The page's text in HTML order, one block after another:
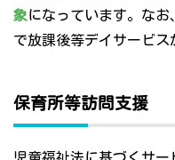
象になっています。な
で放課後等デイサービス
保育所等訪問支援